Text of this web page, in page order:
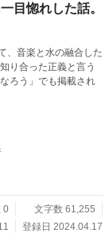
目惚れした話。
、音楽と水の融合した
り合った正義と言う
0
文字数 61,255
登録日 2024.04.17